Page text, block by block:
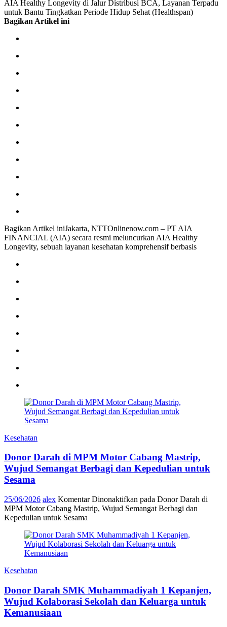
AIA Healthy Longevity di Jalur Distribusi BCA, Layanan Terpadu
untuk Bantu Tingkatkan Periode Hidup Sehat (Healthspan)
Bagikan Artikel ini
Bagikan Artikel iniJakarta, NTTOnlinenow.com – PT AIA
FINANCIAL (AIA) secara resmi meluncurkan AIA Healthy
Longevity, sebuah layanan kesehatan komprehensif berbasis
Kesehatan
Donor Darah di MPM Motor Cabang Mastrip,
Wujud Semangat Berbagi dan Kepedulian untuk
Sesama
25/06/2026 alex Komentar Dinonaktifkan pada Donor Darah di
MPM Motor Cabang Mastrip, Wujud Semangat Berbagi dan
Kepedulian untuk Sesama
Kesehatan
Donor Darah SMK Muhammadiyah 1 Kepanjen,
Wujud Kolaborasi Sekolah dan Keluarga untuk
Kemanusiaan